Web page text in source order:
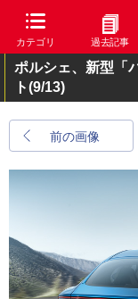
カテゴリ 過去記事
ポルシェ、新型「
ト(9/13)
前の画像